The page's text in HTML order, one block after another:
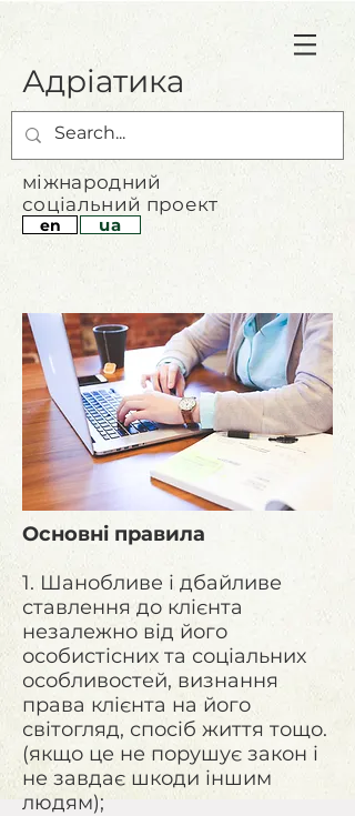
Адріатика
міжнародний
соціальний проект
en ua
Основні правила
1. Шанобливе і дбайливе
ставлення до клієнта
незалежно від його
особистісних та соціальних
особливостей, визнання
права клієнта на його
світогляд, спосіб життя тощо.
(якщо це не порушує закон і
не завдає шкоди іншим
людям);